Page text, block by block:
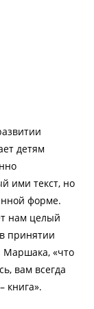
детям
ими текст, но
форме.
нам целый
принятии
«что
вам всегда
книга».